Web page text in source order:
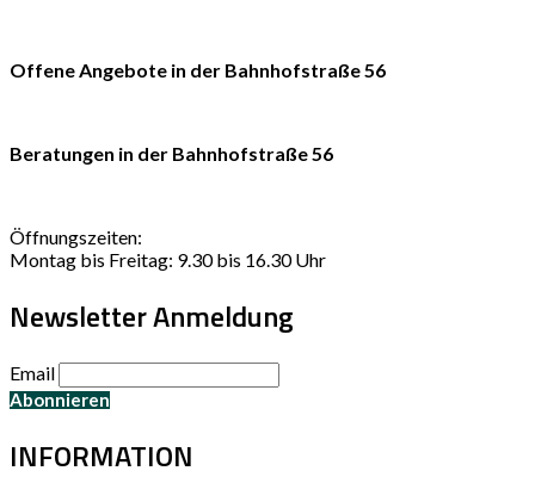
Offene Angebote in der Bahnhofstraße 56
Beratungen in der Bahnhofstraße 56
Öffnungszeiten:
Montag bis Freitag: 9.30 bis 16.30 Uhr
Newsletter Anmeldung
Email
INFORMATION